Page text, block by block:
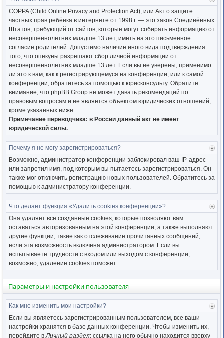
COPPA (Child Online Privacy and Protection Act), или Акт о защите
частных прав ребёнка в интернете от 1998 г. — это закон Соединённых
Штатов, требующий от сайтов, которые могут собирать информацию от
несовершеннолетних младше 13 лет, иметь на это письменное
согласие родителей. Допустимо наличие иного вида подтверждения
того, что опекуны разрешают сбор личной информации от
несовершеннолетних младше 13 лет. Если вы не уверены, применимо
ли это к вам, как к регистрирующемуся на конференции, или к самой
конференции, обратитесь за помощью к юрисконсульту. Обратите
внимание, что phpBB Group не может давать рекомендаций по
правовым вопросам и не является объектом юридических отношений,
кроме указанных ниже.
Примечание переводчика: в России данный акт не имеет
юридической силы.
Почему я не могу зарегистрироваться?
Возможно, администратор конференции заблокировал ваш IP-адрес
или запретил имя, под которым вы пытаетесь зарегистрироваться. Он
также мог отключить регистрацию новых пользователей. Обратитесь за
помощью к администратору конференции.
Что делает функция «Удалить cookies конференции»?
Она удаляет все созданные cookies, которые позволяют вам
оставаться авторизованным на этой конференции, а также выполняют
другие функции, такие как отслеживание прочитанных сообщений,
если эта возможность включена администратором. Если вы
испытываете трудности с входом или выходом с конференции,
возможно, удаление cookies поможет.
Параметры и настройки пользователя
Как мне изменить мои настройки?
Если вы являетесь зарегистрированным пользователем, все ваши
настройки хранятся в базе данных конференции. Чтобы изменить их,
перейдите вЛичный раздел; ссылка на него обычно находится вверху